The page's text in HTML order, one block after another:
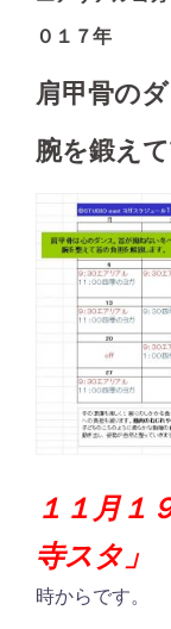
０１７年
肩甲骨の
腕を鍛え
１１月１
寺スタ」
時からです。